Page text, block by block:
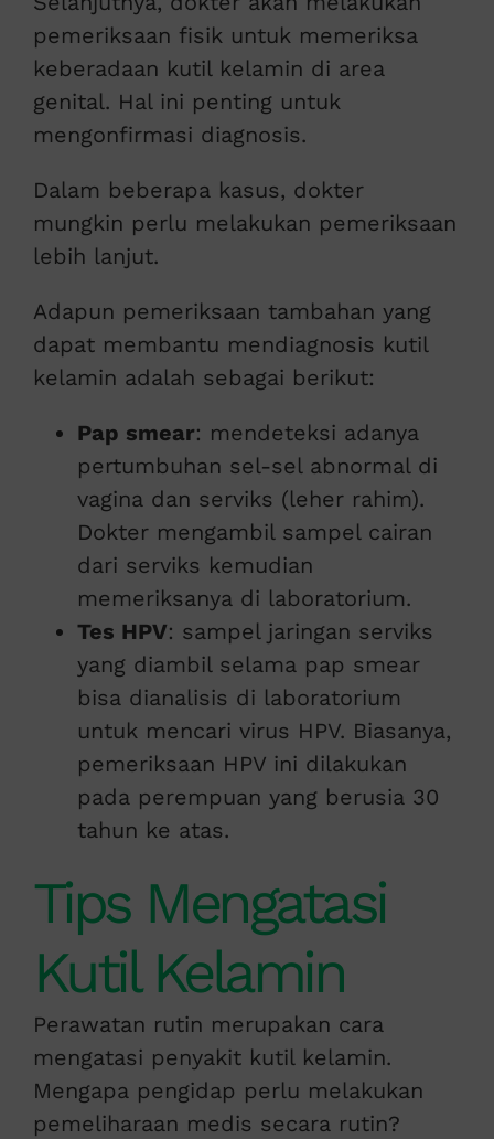
pemeriksaan fisik untuk memeriksa
keberadaan kutil kelamin di area
genital. Hal ini penting untuk
mengonfirmasi diagnosis.
Dalam beberapa kasus, dokter
mungkin perlu melakukan pemeriksaan
lebih lanjut.
Adapun pemeriksaan tambahan yang
dapat membantu mendiagnosis kutil
kelamin adalah sebagai berikut:
Pap smear: mendeteksi adanya
pertumbuhan sel-sel abnormal di
vagina dan serviks (leher rahim).
Dokter mengambil sampel cairan
dari serviks kemudian
memeriksanya di laboratorium.
Tes HPV: sampel jaringan serviks
yang diambil selama pap smear
bisa dianalisis di laboratorium
untuk mencari virus HPV. Biasanya,
pemeriksaan HPV ini dilakukan
pada perempuan yang berusia 30
tahun ke atas.
Tips Mengatasi
Kutil Kelamin
Perawatan rutin merupakan cara
mengatasi penyakit kutil kelamin.
Mengapa pengidap perlu melakukan
pemeliharaan medis secara rutin?